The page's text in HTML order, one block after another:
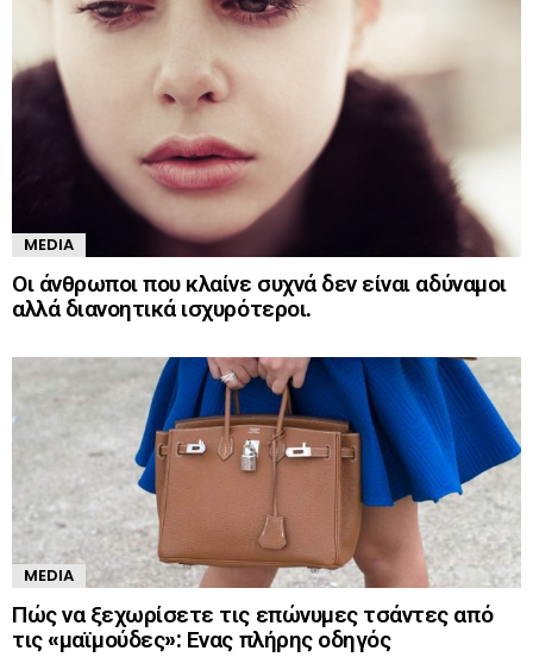
MEDIA
Οι άνθρωποι που κλαίνε συχνά δεν είναι αδύναμοι
αλλά διανοητικά ισχυρότεροι.
MEDIA
Πώς να ξεχωρίσετε τις επώνυμες τσάντες από
τις «μαϊμούδες»: Ενας πλήρης οδηγός